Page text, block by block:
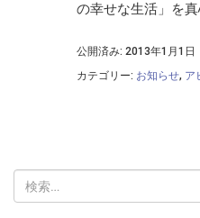
の幸せな生活」を
公開済み: 2013年1月1日
カテゴリー: お知らせ, ア
索: